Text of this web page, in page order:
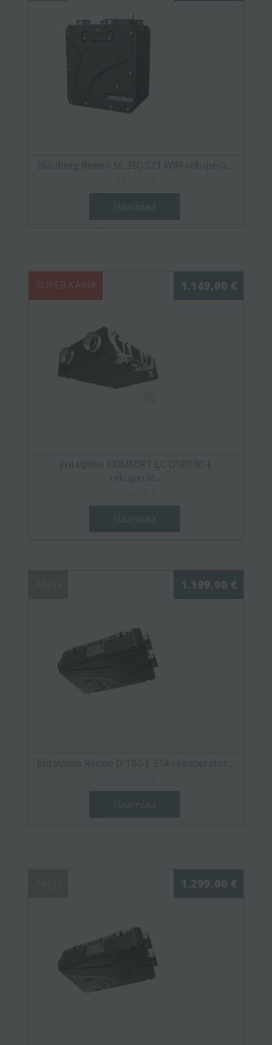
Blauberg Reneo SE 350 S21 WIFI rekupera...
Išsamiau
SUPER KAINA 1.149,00 €
Entalpinis KOMFORT EC D5B180-E
rekuperat...
Išsamiau
1.199,00 €
Entalpinis Reneo D 180-E S14 rekuperator...
Išsamiau
1.299,00 €